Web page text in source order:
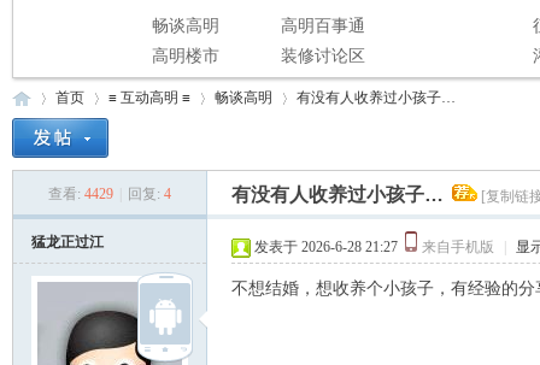
畅谈高明
高明百事通
高明楼市
装修讨论区
首页
›
≡ 互动高明 ≡ 畅谈高明
›
有没有人收养过小孩子…
查看: 4429 回复: 4 有没有人收养过小孩子… [复制链
猛龙正过江 发表于 2026-6-28 21:27 来自手机版 显
不想结婚，想收养个小孩子，有经验的分